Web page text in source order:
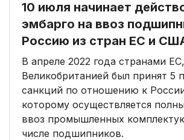
10 июля начинает
эмбарго на ввоз
Россию из стран ЕС и
В апреле 2022 года странами
Великобританией был принят 5
санкций по отношению к
которому осуществляется
ввоз промышленных
числе подшипников.